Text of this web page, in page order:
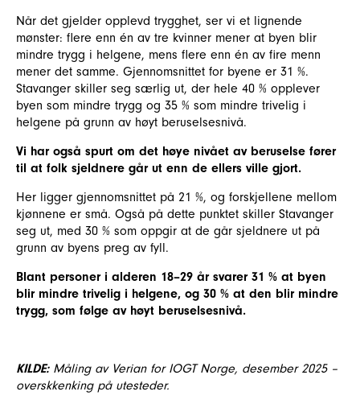
Når det gjelder opplevd trygghet, ser vi et lignende
mønster: flere enn én av tre kvinner mener at byen blir
mindre trygg i helgene, mens flere enn én av fire menn
mener det samme. Gjennomsnittet for byene er 31 %.
Stavanger skiller seg særlig ut, der hele 40 % opplever
byen som mindre trygg og 35 % som mindre trivelig i
helgene på grunn av høyt beruselsesnivå.
Vi har også spurt om det høye nivået av beruselse fører
til at folk sjeldnere går ut enn de ellers ville gjort.
Her ligger gjennomsnittet på 21 %, og forskjellene mellom
kjønnene er små. Også på dette punktet skiller Stavanger
seg ut, med 30 % som oppgir at de går sjeldnere ut på
grunn av byens preg av fyll.
Blant personer i alderen 18–29 år svarer 31 % at byen
blir mindre trivelig i helgene, og 30 % at den blir mindre
trygg, som følge av høyt beruselsesnivå.
KILDE:Måling av Verian for IOGT Norge, desember 2025 –
overskkenking på utesteder.